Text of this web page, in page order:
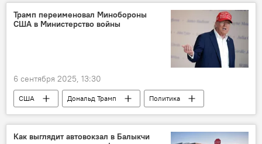
Трамп переименовал Минобороны
США в Министерство войны
6 сентября 2025, 13:30
США Дональд Трамп
Политика
война
Министерство обороны КР
Как выглядит автовокзал в Балыкчи